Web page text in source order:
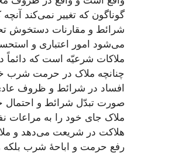
گوناگون که تغییر نمی‌کند
شرائط و مقارنات دستخوش
می‌شود امور اعتباری و
ملاکات شرعیّه است که دائماً
چنانچه ملاک در حرمت شرب
افساد در شرائط و ظروف
صورت تبدّل شرائط و
ملاک جای خود را به مراعات
هلاکت در شریعت می‌دهد و
رفع حرمت و اباحۀ شرب